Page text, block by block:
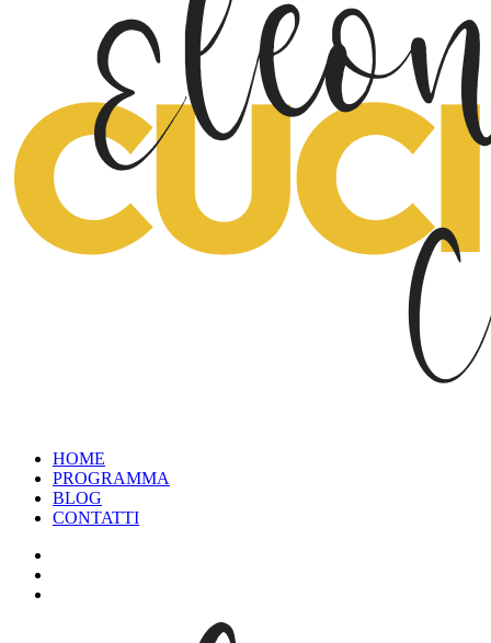
HOME
PROGRAMMA
BLOG
CONTATTI